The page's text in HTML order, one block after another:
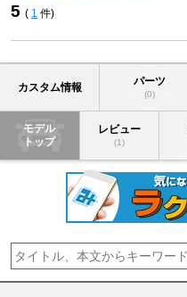
5 ( 1 件)
カスタム情報 パーツ
(0)
モデル
トップ
レビュー
(1)